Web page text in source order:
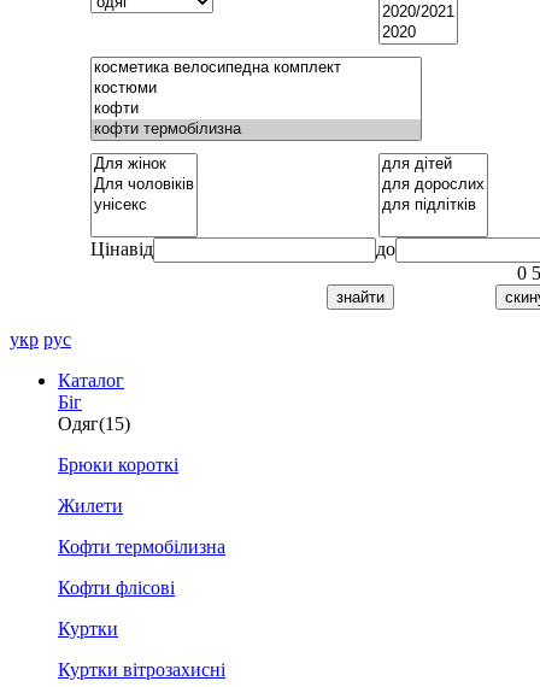
Цінавід
до
0
укр рус
Каталог
Біг
Одяг(15)
Брюки короткі
Жилети
Кофти термобілизна
Кофти флісові
Куртки
Куртки вітрозахисні